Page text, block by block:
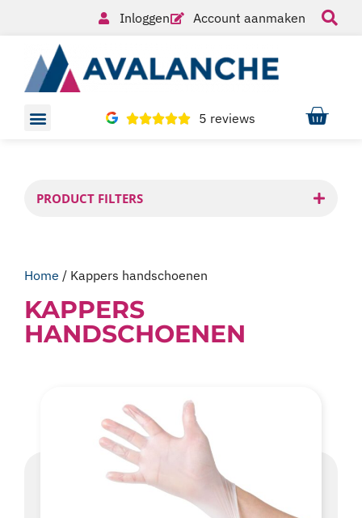
Inloggen Account aanmaken
5 reviews
PRODUCT FILTERS
Home / Kappers handschoenen
KAPPERS
HANDSCHOENEN